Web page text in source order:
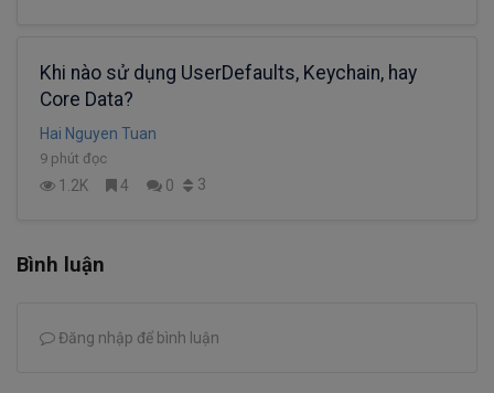
Khi nào sử dụng UserDefaults, Keychain, hay
Core Data?
Hai Nguyen Tuan
9 phút đọc
1.2K 4 0 3
Bình luận
Đăng nhập để bình luận